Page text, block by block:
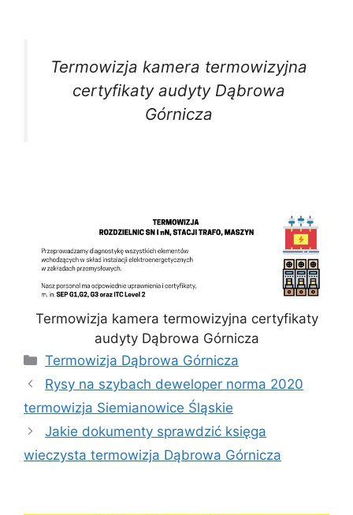
Termowizja kamera termowizyjna
certyfikaty audyty Dąbrowa
Górnicza
Termowizja kamera termowizyjna certyfikaty
audyty Dąbrowa Górnicza
Kategorie
Termowizja Dąbrowa Górnicza
Rysy na szybach deweloper norma 2020
termowizja Siemianowice Śląskie
Jakie dokumenty sprawdzić księga
wieczysta termowizja Dąbrowa Górnicza